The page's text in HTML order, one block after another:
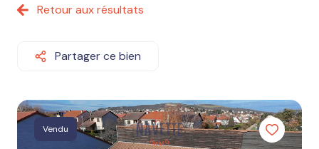
Terrains
vendus
équipe
services
Estimation
Retour aux résultats
Partager ce bien
Vendu